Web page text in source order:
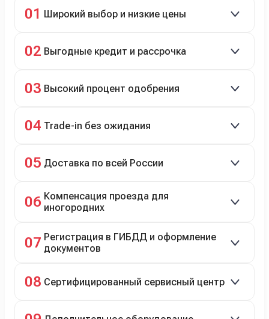
01 Широкий выбор и низкие цены
подержанные авто.
02 Выгодные кредит и рассрочка
рассрочка 0% на 2 года при первом взносе 35–50%.
03 Высокий процент одобрения
04 Trade-in без ожидания
05 Доставка по всей России
06 Компенсация проезда для
иногородних
07 Регистрация в ГИБДД и оформление
документов
08 Сертифицированный сервисный центр